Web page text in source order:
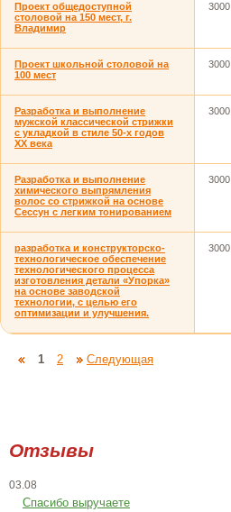
Проект общедоступной
столовой на 150 мест, г.
Владимир
3000
Проект школьной столовой на
100 мест
3000
Разработка и выполнение
мужской классической стрижки
с укладкой в стиле 50-х годов
XX века
3000
Разработка и выполнение
химического выпрямления
волос со стрижкой на основе
Сессун с легким тонированием
3000
разработка и конструкторско-
технологическое обеспечение
технологического процесса
изготовления детали «Упорка»
на основе заводской
технологии, с целью его
оптимизации и улучшения.
3000
1 2 Следующая
Отзывы
03.08
Спасибо выручаете